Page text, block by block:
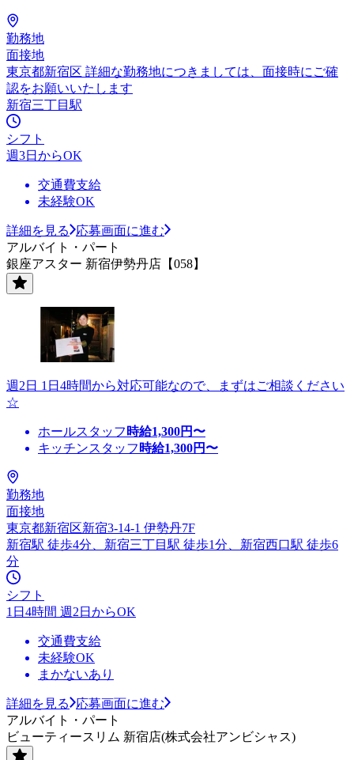
勤務地
面接地
東京都新宿区 詳細な勤務地につきましては、面接時にご確
認をお願いいたします
新宿三丁目駅
シフト
週3日からOK
交通費支給
未経験OK
詳細を見る
応募画面に進む
アルバイト・パート
銀座アスター 新宿伊勢丹店【058】
週2日 1日4時間から対応可能なので、まずはご相談ください
☆
ホールスタッフ 時給1,300円〜
キッチンスタッフ 時給1,300円〜
勤務地
面接地
東京都新宿区新宿3-14-1 伊勢丹7F
新宿駅 徒歩4分、新宿三丁目駅 徒歩1分、新宿西口駅 徒歩6
分
シフト
1日4時間 週2日からOK
交通費支給
未経験OK
まかないあり
詳細を見る
応募画面に進む
アルバイト・パート
ビューティースリム 新宿店(株式会社アンビシャス)